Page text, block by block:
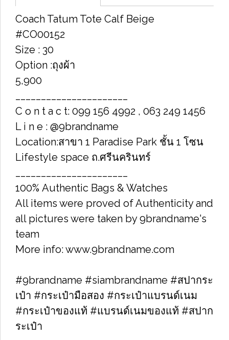
Coach Tatum Tote Calf Beige
#CO00152
Size : 30
Option :ถุงผ้า
5,900
C o n t a c t: 099 156 4992 , 063 249 1456
L i n e : @9brandname
Location:สาขา 1 Paradise Park ชั้น 1 โซน
Lifestyle space ถ.ศรีนครินทร์
100% Authentic Bags & Watches
All items were proved of Authenticity and
all pictures were taken by 9brandname's
team
More info: www.9brandname.com
#9brandname #siambrandname #สปากระ
เป๋า #กระเป๋ามือสอง #กระเป๋าแบรนด์เนม
#กระเป๋าของแท้ #แบรนด์เนมของแท้ #สปาก
ระเป๋า